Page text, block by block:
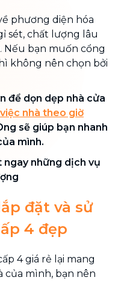
phương diện hóa
sét, chất lượng lâu
Nếu bạn muốn cổng
không nên chọn bởi
để dọn dẹp nhà cửa
nhà theo giờ
sẽ giúp bạn nhanh
mình.
ngay những dịch vụ
đặt và sử
4 đẹp
4 giá rẻ lại mang
của mình, bạn nên